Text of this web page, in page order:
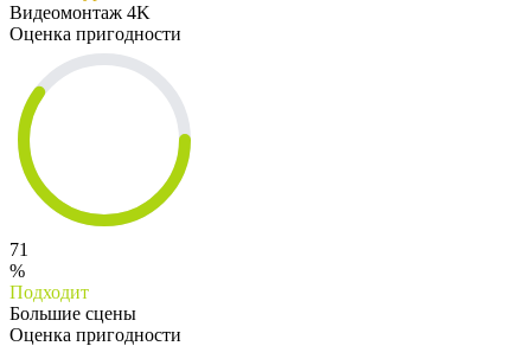
Видеомонтаж 4K
Оценка пригодности
71
%
Подходит
Большие сцены
Оценка пригодности